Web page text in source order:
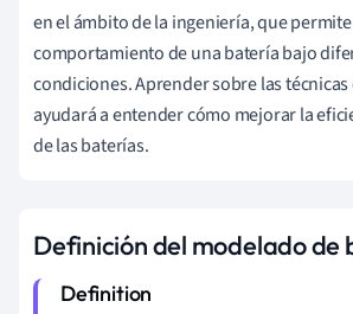
en el ámbito de la ingeniería, que
comportamiento de una batería bajo
condiciones. Aprender sobre las
ayudará a entender cómo mejorar la
de las baterías.
Definición del modelado de